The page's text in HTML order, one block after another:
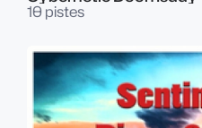
10 pistes